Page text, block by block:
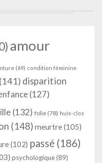
amour
(69) condition féminine
(141) disparition
(127)
(132) folie (78) huis-clos
(148) meurtre(105)
(102) passé (186)
psychologique(89)